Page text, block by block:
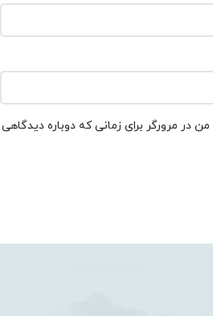
در مرورگر برای زمانی که دوباره دیدگاهی